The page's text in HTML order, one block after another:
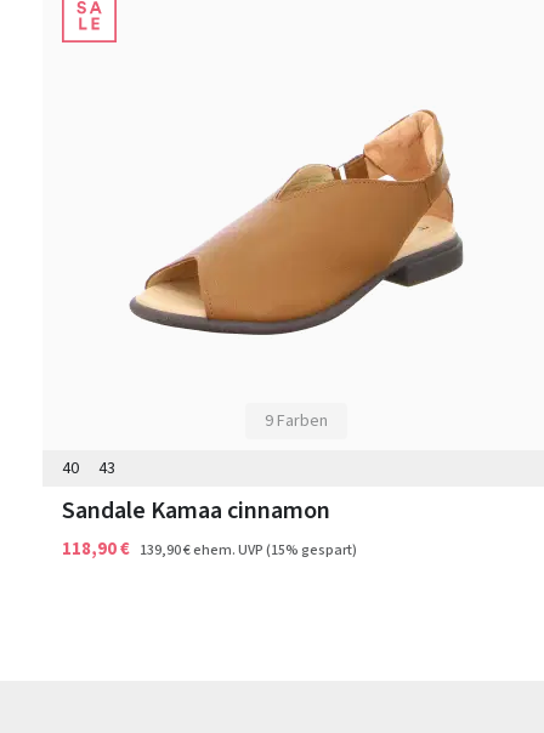
9 Farben
40
43
Sandale Kamaa cinnamon
118,90 € 139,90 €ehem. UVP(15% gespart)